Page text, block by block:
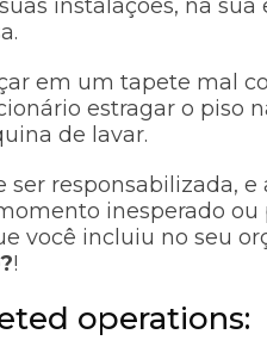
instalações, na
em um tapete mal
estragar o piso
de lavar.
ser responsabilizada, e
inesperado ou
você incluiu no seu
!
operations: